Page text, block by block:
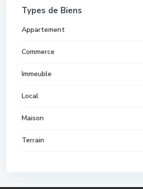
Types de Biens
Appartement
Commerce
Immeuble
Local
Maison
Terrain